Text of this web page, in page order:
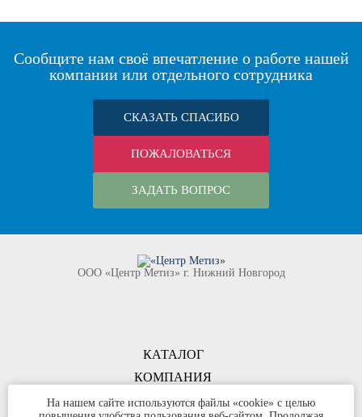
Сообщите нам своё впечатление о работе нашей
компании или отдельного сотрудника
СКАЗАТЬ СПАСИБО
ПОЖАЛОВАТЬСЯ
ЗАДАТЬ ВОПРОС
КОМПАНИЯ
ООО «Центр Метиз» г. Нижний Новгород
КАТАЛОГ
КОНТАКТЫ
На нашем сайте используются файлы «cookie» с целью